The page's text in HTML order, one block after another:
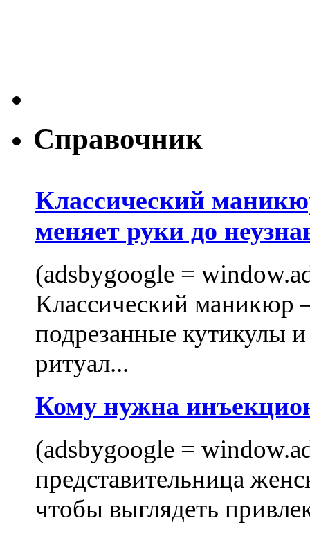
Справочник
Классический
меняет руки до
(adsbygoogle =
Классический маникюр
подрезанные кутикулы
ритуал...
Кому нужна
(adsbygoogle =
представительница
чтобы выглядеть